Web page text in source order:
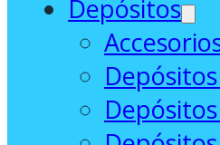
Depósitos